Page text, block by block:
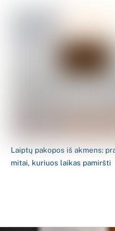
Laiptų pakopos iš akmens:
mitai, kuriuos laikas pamiršti